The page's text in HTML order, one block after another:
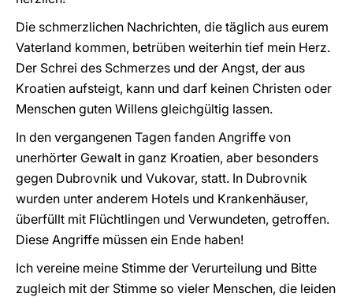
Die schmerzlichen Nachrichten, die täglich aus eurem
Vaterland kommen, betrüben weiterhin tief mein Herz.
Der Schrei des Schmerzes und der Angst, der aus
Kroatien aufsteigt, kann und darf keinen Christen oder
Menschen guten Willens gleichgültig lassen.
In den vergangenen Tagen fanden Angriffe von
unerhörter Gewalt in ganz Kroatien, aber besonders
gegen Dubrovnik und Vukovar, statt. In Dubrovnik
wurden unter anderem Hotels und Krankenhäuser,
überfüllt mit Flüchtlingen und Verwundeten, getroffen.
Diese Angriffe müssen ein Ende haben!
Ich vereine meine Stimme der Verurteilung und Bitte
zugleich mit der Stimme so vieler Menschen, die leiden